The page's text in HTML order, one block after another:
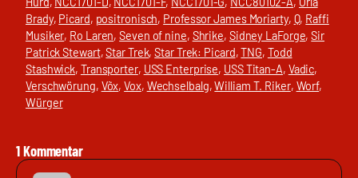
Brady, Picard, positronisch, Professor James Moriarty, Q, Raffi
Musiker, Ro Laren, Seven of nine, Shrike, Sidney LaForge, Sir
Patrick Stewart, Star Trek, Star Trek: Picard, TNG, Todd
Stashwick, Transporter, USS Enterprise, USS Titan-A, Vadic
Verschwörung, Võx, Vox, Wechselbalg, William T. Riker, Worf
Würger
1 Kommentar